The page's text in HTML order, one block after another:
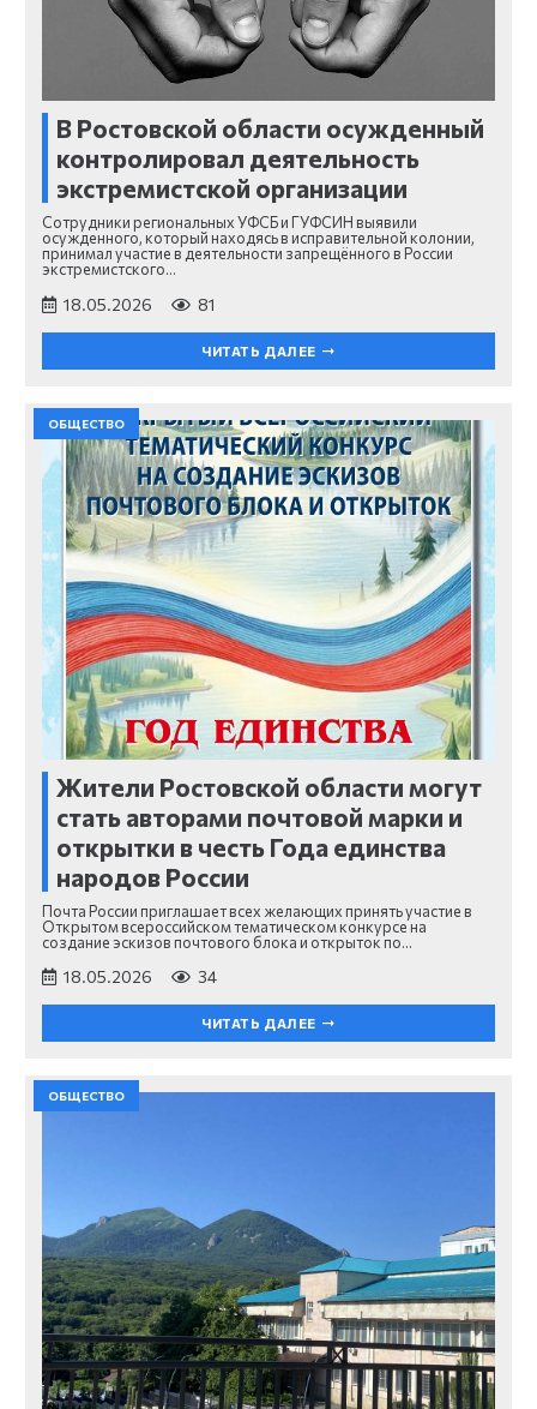
В Ростовской области осужденный
контролировал деятельность
экстремистской организации
Сотрудники региональных УФСБ и ГУФСИН выявили
осужденного, который находясь в исправительной колонии,
принимал участие в деятельности запрещённого в России
экстремистского…
18.05.2026 81
ЧИТАТЬ ДАЛЕЕ
ОБЩЕСТВО
Жители Ростовской области могут
стать авторами почтовой марки и
открытки в честь Года единства
народов России
Почта России приглашает всех желающих принять участие в
Открытом всероссийском тематическом конкурсе на
создание эскизов почтового блока и открыток по…
18.05.2026 34
ЧИТАТЬ ДАЛЕЕ
ОБЩЕСТВО